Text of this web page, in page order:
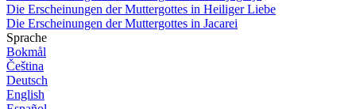
Die Erscheinungen der Muttergottes in Heiliger Liebe
Die Erscheinungen der Muttergottes in Jacarei
Sprache
Bokmål
Čeština
Deutsch
English